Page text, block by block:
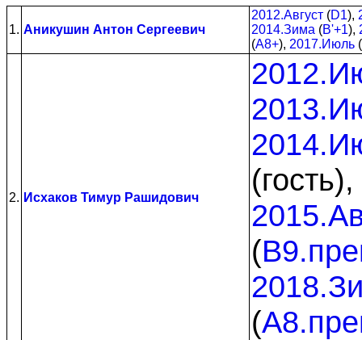
1. Аникушин Антон Сергеевич
2012.Август (D1),
2014.Зима (B'+1),
(A8+), 2017.Июль (
2. Исхаков Тимур Рашидович
(гость),
(
(